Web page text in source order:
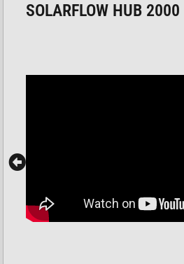
SOLARFLOW HUB 2000